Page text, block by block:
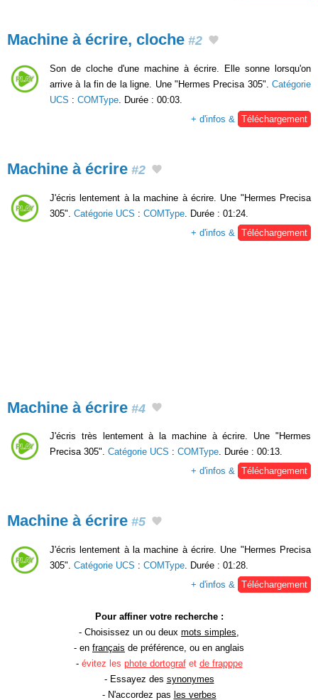
Machine à écrire, cloche #2
Son de cloche d'une machine à écrire. Elle sonne lorsqu'on
arrive à la fin de la ligne. Une "Hermes Precisa 305". Catégorie
UCS : COMType . Durée : 00:03.
+ d'infos &
Téléchargement
Machine à écrire #2
J'écris lentement à la machine à écrire. Une "Hermes Precisa
305". Catégorie UCS : COMType . Durée : 01:24.
+ d'infos &
Téléchargement
Machine à écrire #4
J'écris très lentement à la machine à écrire. Une "Hermes
Precisa 305". Catégorie UCS : COMType. Durée : 00:13.
+ d'infos & Téléchargement
Machine à écrire #5
J'écris lentement à la machine à écrire. Une "Hermes Precisa
305". Catégorie UCS : COMType . Durée : 01:28.
+ d'infos &
Téléchargement
Pour affiner votre recherche :
- Choisissez un ou deux mots simples
- en français de préférence, ou en anglais
- évitez les phote dortografet de frapppe
- Essayez des synonymes
- N'accordez pas les verbes